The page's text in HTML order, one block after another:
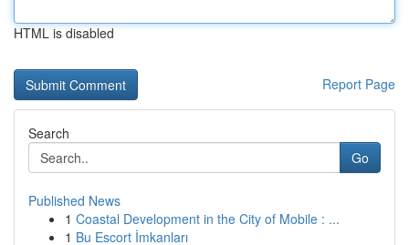
HTML is disabled
Report Page
Search
Go
Published News
1 Coastal Development in the City of Mobile : ...
1 Bu Escort İmkanları